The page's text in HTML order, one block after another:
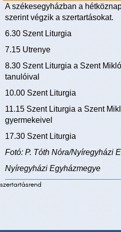
A székesegyházban a
szerint végzik a szertartásokat.
6.30 Szent Liturgia
7.15 Utrenye
8.30 Szent Liturgia a Szent
tanulóival
10.00 Szent Liturgia
11.15 Szent Liturgia a Szent
gyermekeivel
17.30 Szent Liturgia
Fotó: P. Tóth Nóra/Nyíregyházi
Nyíregyházi Egyházmegye
szertartásrend